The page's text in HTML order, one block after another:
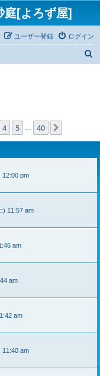
[よろず屋]
ログイン
ユーザー登録
4 5 40
12:00 pm
) 11:57 am
am
am
am
11:40 am